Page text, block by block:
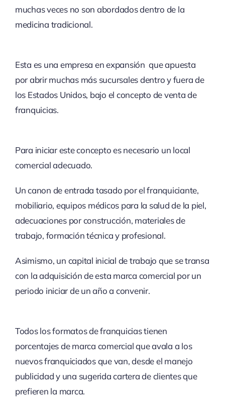
muchas veces no son abordados dentro de la
medicina tradicional.
Esta es una empresa en expansión que apuesta
por abrir muchas más sucursales dentro y fuera de
los Estados Unidos, bajo el concepto de venta de
franquicias.
Para iniciar este concepto es necesario un local
comercial adecuado.
Un canon de entrada tasado por el franquiciante,
mobiliario, equipos médicos para la salud de la piel,
adecuaciones por construcción, materiales de
trabajo, formación técnica y profesional.
Asimismo, un capital inicial de trabajo que se transa
con la adquisición de esta marca comercial por un
periodo iniciar de un año a convenir.
Todos los formatos de franquicias tienen
porcentajes de marca comercial que avala a los
nuevos franquiciados que van, desde el manejo
publicidad y una sugerida cartera de clientes que
prefieren la marca.